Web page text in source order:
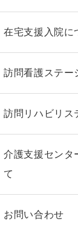
在宅支援入院に
訪問看護ステー
訪問リハビリス
介護支援センタ
て
お問い合わせ